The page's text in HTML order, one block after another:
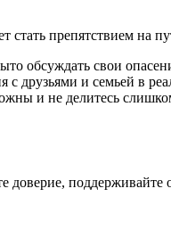
препятствием на
обсуждать свои
с друзьями и семьей в
и не делитесь
поддерживайте